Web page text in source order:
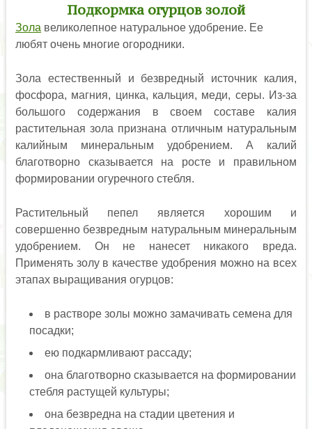
Подкормка огурцов золой
Зола великолепное натуральное удобрение. Ее
любят очень многие огородники.
Зола естественный и безвредный источник калия,
фосфора, магния, цинка, кальция, меди, серы. Из-за
большого содержания в своем составе калия
растительная зола признана отличным натуральным
калийным минеральным удобрением. А калий
благотворно сказывается на росте и правильном
формировании огуречного стебля.
Растительный пепел является хорошим и
совершенно безвредным натуральным минеральным
удобрением. Он не нанесет никакого вреда.
Применять золу в качестве удобрения можно на всех
этапах выращивания огурцов:
в растворе золы можно замачивать семена для
посадки;
ею подкармливают рассаду;
она благотворно сказывается на формировании
стебля растущей культуры;
она безвредна на стадии цветения и